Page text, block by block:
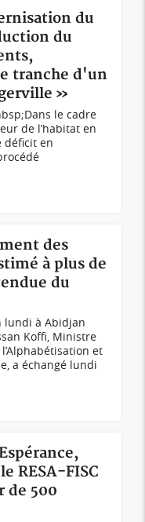
du
du
tranche d'un
»
le cadre
de l’habitat en
déficit en
des
à plus de
du
lundi à Abidjan
Koffi, Ministre
et
a échangé lundi
RESA-FISC
de 500